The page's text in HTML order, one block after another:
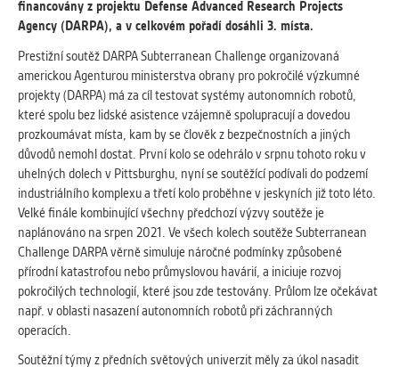
MARKETINGOVÉ
Využívané za účelem zobrazení
správných nabídek a cílení obsahu podle
Vašich preferencí. Zpravidla jde o
cookies systémů třetích stran, které nám
s analýzou uživatelského chování
pomáhají.
OSTATNÍ
Cookies, které aplikace nedokáže zařadit.
Naším cílem je, aby tato kategorie
zůstala prázdná a všechny cookies byly
přiřazeny do některé z kategorií
uvedených výše.
financovány z projektu Defense Advanced Research Projects
Agency (DARPA), a v celkovém pořadí dosáhli 3. místa.
Prestižní soutěž DARPA Subterranean Challenge organizovaná
americkou Agenturou ministerstva obrany pro pokročilé výzkumné
projekty (DARPA) má za cíl testovat systémy autonomních robotů,
které spolu bez lidské asistence vzájemně spolupracují a dovedou
prozkoumávat místa, kam by se člověk z bezpečnostních a jiných
důvodů nemohl dostat. První kolo se odehrálo v srpnu tohoto roku v
uhelných dolech v Pittsburghu, nyní se soutěžící podívali do podzemí
industriálního komplexu a třetí kolo proběhne v jeskyních již toto léto.
Velké finále kombinující všechny předchozí výzvy soutěže je
naplánováno na srpen 2021. Ve všech kolech soutěže Subterranean
Challenge DARPA věrně simuluje náročné podmínky způsobené
přírodní katastrofou nebo průmyslovou havárií, a iniciuje rozvoj
pokročilých technologií, které jsou zde testovány. Průlom lze očekávat
např. v oblasti nasazení autonomních robotů při záchranných
operacích.
Soutěžní týmy z předních světových univerzit měly za úkol nasadit